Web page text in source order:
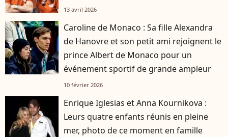
13 avril 2026
Caroline de Monaco : Sa fille Alexandra
de Hanovre et son petit ami rejoignent le
prince Albert de Monaco pour un
événement sportif de grande ampleur
10 février 2026
Enrique Iglesias et Anna Kournikova :
Leurs quatre enfants réunis en pleine
mer, photo de ce moment en famille